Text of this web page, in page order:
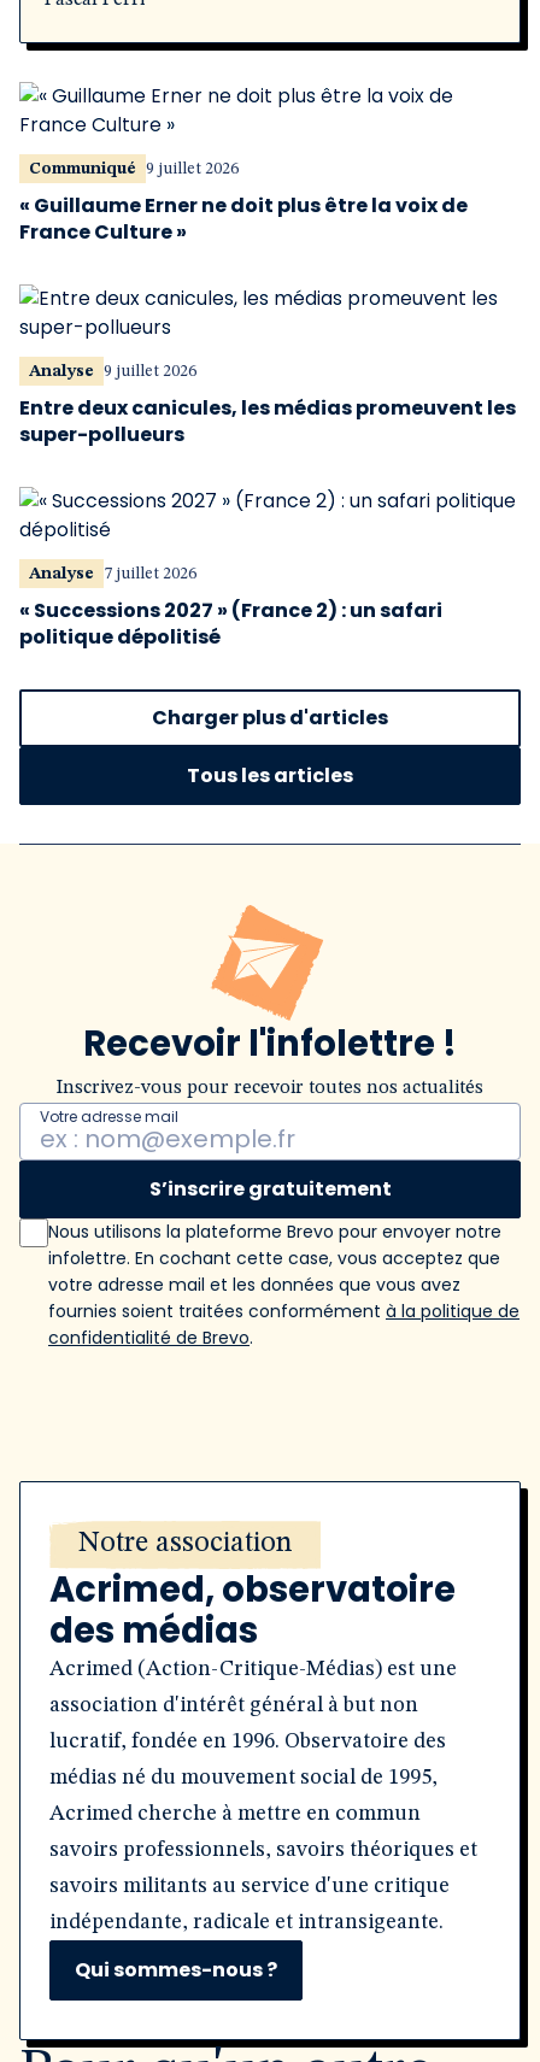
Communiqué 9 juillet 2026
« Guillaume Erner ne doit plus être la voix de
France Culture »
Analyse 9 juillet 2026
Entre deux canicules, les médias promeuvent les
super-pollueurs
Analyse 7 juillet 2026
« Successions 2027 » (France 2) : un safari
politique dépolitisé
Charger plus d'articles
Tous les articles
Recevoir l'infolettre !
Inscrivez-vous pour recevoir toutes nos actualités
Votre adresse mail
S’inscrire gratuitement
Nous utilisons la plateforme Brevo pour envoyer notre
infolettre. En cochant cette case, vous acceptez que
votre adresse mail et les données que vous avez
fournies soient traitées conformément à la politique de
confidentialité de Brevo.
Notre association
Acrimed, observatoire
des médias
Acrimed (Action-Critique-Médias) est une
association d'intérêt général à but non
lucratif, fondée en 1996. Observatoire des
médias né du mouvement social de 1995,
Acrimed cherche à mettre en commun
savoirs professionnels, savoirs théoriques et
savoirs militants au service d'une critique
indépendante, radicale et intransigeante.
Qui sommes-nous ?